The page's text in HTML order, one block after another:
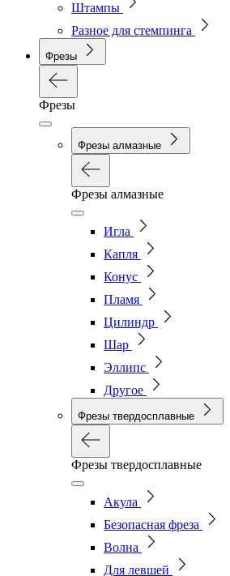
Штампы
Разное для стемпинга
Фрезы
Фрезы
Фрезы алмазные
Фрезы алмазные
Игла
Капля
Конус
Пламя
Цилиндр
Шар
Эллипс
Другое
Фрезы твердосплавные
Фрезы твердосплавные
Акула
Безопасная фреза
Волна
Для левшей